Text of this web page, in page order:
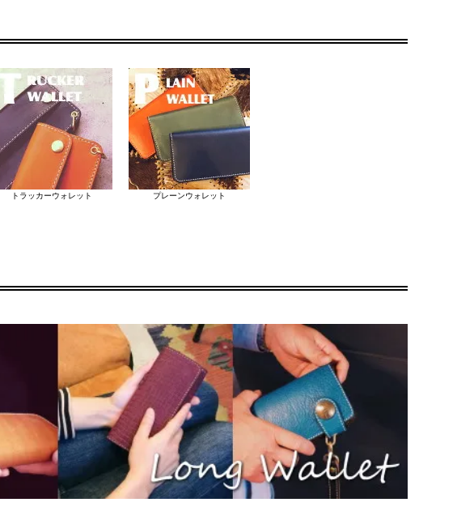
質、縫製、使い勝手でとても満足してます。これから使い込んでいくことで、どのように経年変化して
す。かなりしっかりした作りなので長持ちしそうで経年変化が楽しみですね～人生初の長財布テンシ
楽しみです。心配していたジッパーがない小銭入れ部分ですがレザーフラップ仕様でも小銭が落ちるこ
たのに！他の物に変えようかと色々見ましたが納得いかない。デザインはさることながら、中身の使用
ちないかと心配しましたが一度もそんな事はなく。むしろ手早く開き中も見やすく使いやすい。しかも
ません。結局またガロンさんでお世話になります。
。いい革を使って作られてるというのが手にとってすぐわかりました。これからの育ち方が楽しみで
に不安なんて一瞬にして消し飛びましたw 形、大きさ、質感、色味、わかる人にはわかるドンピシャ
トに作られているのが条件だったのですが、こちらは大きさも厚さもピッタリでした。革の質もしっか
て、長く付き合って行けそうです。実際使うまでは留め具無しの小銭入れが少し不安でしたが実際使っ
徐々に揃えたいと思っていますので、これからも良い作品を作り続けて下さい！
もチェックしておりましたが、迷わずにもっと早く注文しておけば良かったです。すてきな財布ありが
でみかけたのが始まりですが、一目でやられました。その頃はこんな感じのツートンは見かけなくて斬
トラッカーウォレット プレーンウォレット